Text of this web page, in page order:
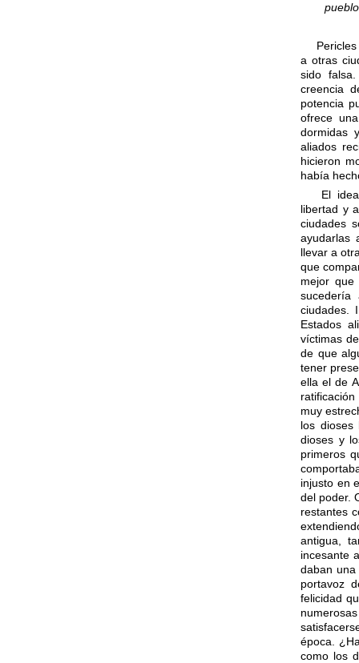
a otras
sido
creencia
potencia
ofrece
dormidas
aliados
hicieron
había
El
libertad y
ciudades
ayudarlas
llevar a
que
mejor
ciudades.
Estados
víctimas
de que
tener
ella el de
muy
los
dioses y
primeros
injusto en
del poder.
restantes
antigua,
incesante
daban
portavoz
felicidad
época.
como los